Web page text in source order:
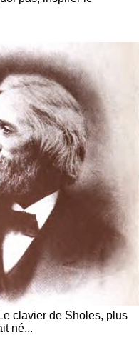
clavier de Sholes, plus
né...